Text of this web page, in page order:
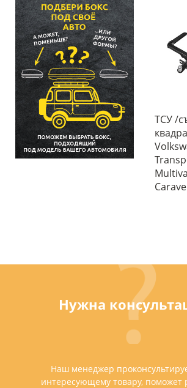
ТСУ /
Нужна
Наш менеджер
интересующему товару, поможет